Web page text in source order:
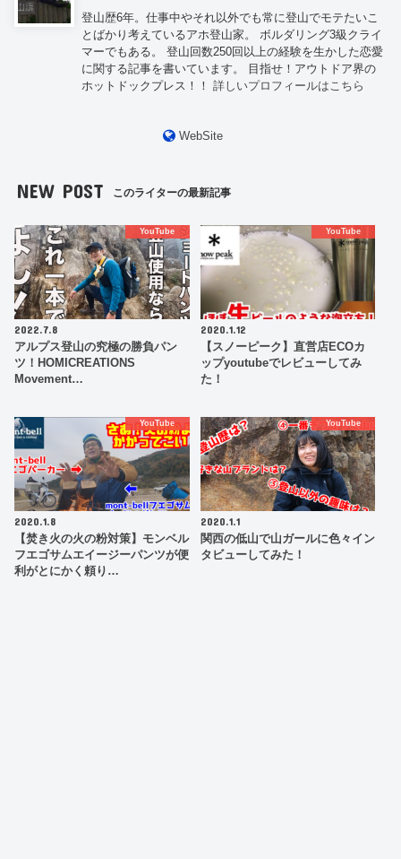
登山歴6年。仕事中やそれ以外でも常に登山でモテたいこ
とばかり考えているアホ登山家。 ボルダリング3級クライ
マーでもある。 登山回数250回以上の経験を生かした恋愛
に関する記事を書いています。 目指せ！アウトドア界の
ホットドックプレス！！詳しいプロフィールはこちら
WebSite
NEW POST このライターの最新記事
YouTube
2022.7.8
アルプス登山の究極の勝負パン
ツ！HOMICREATIONS
Movement…
YouTube
2020.1.12
【スノーピーク】直営店ECOカ
ップyoutubeでレビューしてみ
た！
YouTube
2020.1.8
【焚き火の火の粉対策】モンベル
フエゴサムエイージーパンツが便
利がとにかく頼り…
YouTube
2020.1.1
関西の低山で山ガールに色々イン
タビューしてみた！